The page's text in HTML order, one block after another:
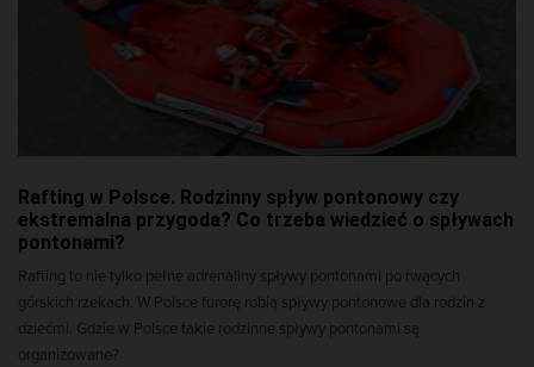
Rafting w Polsce. Rodzinny spływ pontonowy czy
ekstremalna przygoda? Co trzeba wiedzieć o spływach
pontonami?
Rafting to nie tylko pełne adrenaliny spływy pontonami po rwących
górskich rzekach. W Polsce furorę robią spływy pontonowe dla rodzin z
dziećmi. Gdzie w Polsce takie rodzinne spływy pontonami są
organizowane?